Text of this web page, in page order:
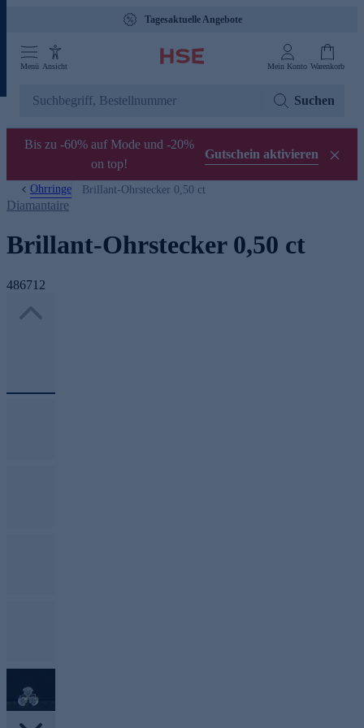
Tagesaktuelle Angebote
Menü Ansicht Mein Konto Warenkorb
Suchen
Bis zu -60% auf Mode und -20%
on top!
Gutschein aktivieren
Ohrringe Brillant-Ohrstecker 0,50 ct
Diamantaire
Brillant-Ohrstecker 0,50 ct
486712